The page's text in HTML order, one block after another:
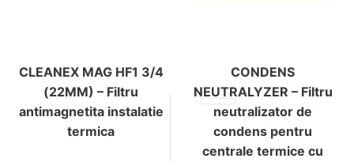
CLEANEX MAG HF1 3/4
(22MM) – Filtru
antimagnetita instalatie
termica
CONDENS
NEUTRALYZER – Filtru
neutralizator de
condens pentru
centrale termice cu